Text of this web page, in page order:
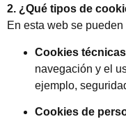
2. ¿Qué tipos de
En esta web se
Cookies
navegación y el
ejemplo,
Cookies de